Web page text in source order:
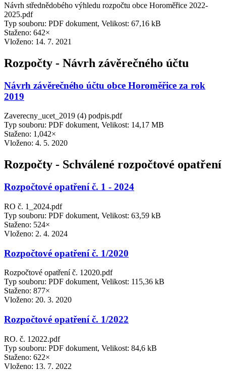
Návrh střednědobého výhledu rozpočtu obce Horoměřice 2022-
2025.pdf
Typ souboru: PDF dokument, Velikost: 67,16 kB
Staženo: 642×
Vloženo: 14. 7. 2021
Rozpočty - Návrh závěrečného účtu
Návrh závěrečného účtu obce Horoměřice za rok
2019
Zaverecny_ucet_2019 (4) podpis.pdf
Typ souboru: PDF dokument, Velikost: 14,17 MB
Staženo: 1,042×
Vloženo: 4. 5. 2020
Rozpočty - Schválené rozpočtové opatření
Rozpočtové opatření č. 1 - 2024
RO č. 1_2024.pdf
Typ souboru: PDF dokument, Velikost: 63,59 kB
Staženo: 524×
Vloženo: 2. 4. 2024
Rozpočtové opatření č. 1/2020
Rozpočtové opatření č. 12020.pdf
Typ souboru: PDF dokument, Velikost: 115,36 kB
Staženo: 877×
Vloženo: 20. 3. 2020
Rozpočtové opatření č. 1/2022
RO. č. 12022.pdf
Typ souboru: PDF dokument, Velikost: 84,6 kB
Staženo: 622×
Vloženo: 13. 7. 2022